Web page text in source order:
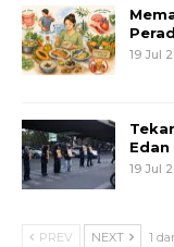
19 Jul
19 Jul
PREV NEXT 1